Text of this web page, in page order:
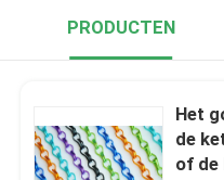
PRODUCTEN
Het
de
of de